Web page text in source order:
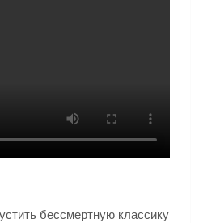
бессмертную классику